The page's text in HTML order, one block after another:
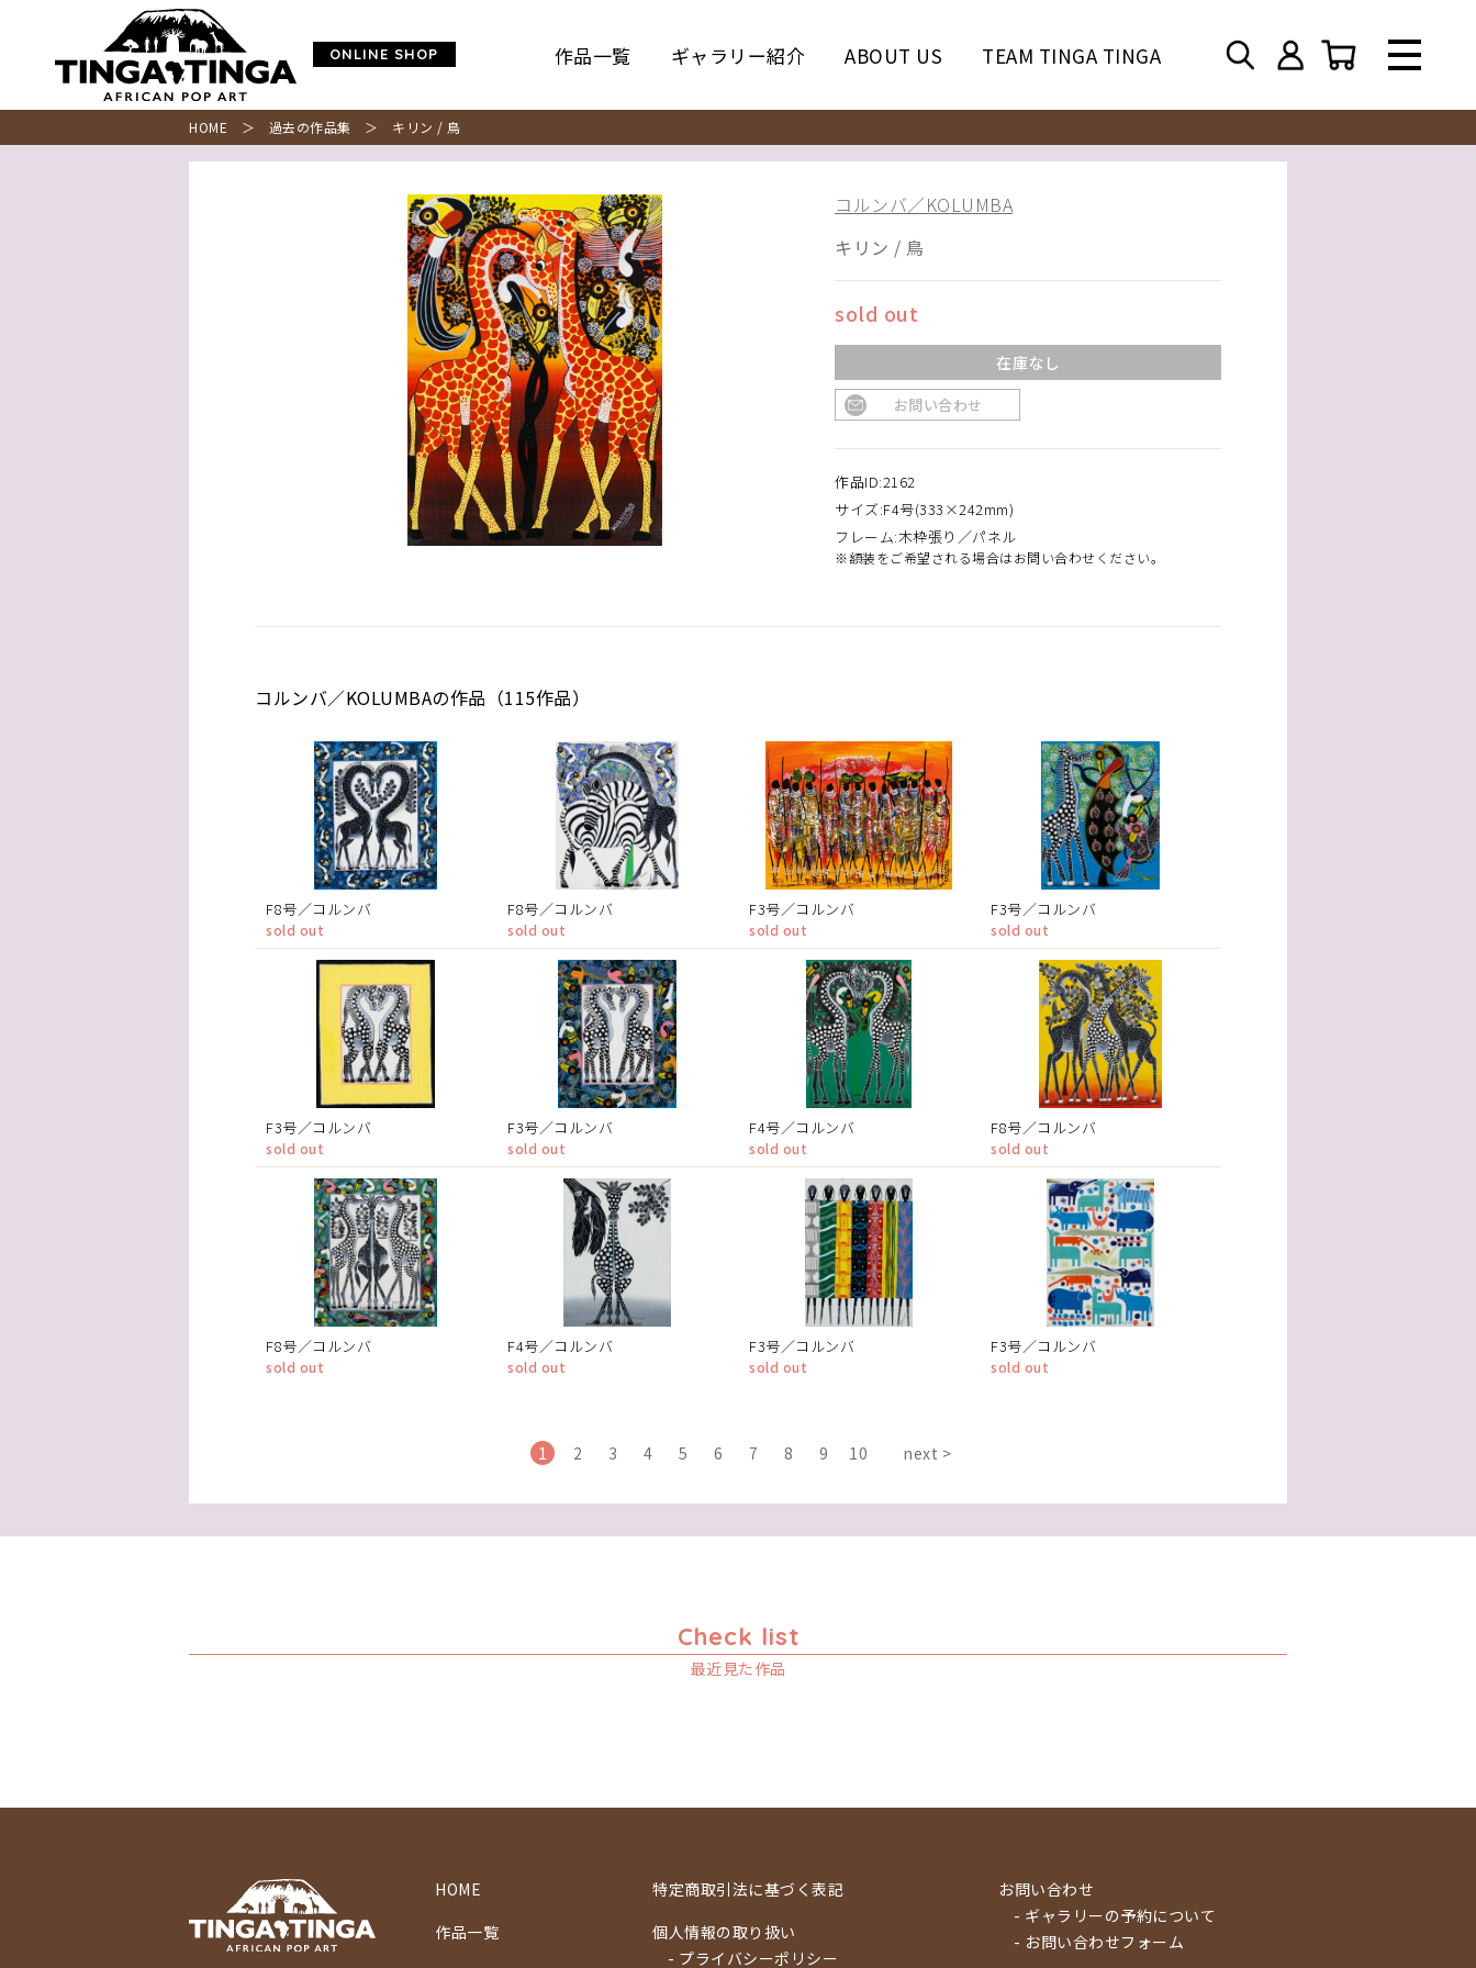
ONLINE SHOP 作品一覧 ギャラリー紹介 ABOUT US TEAM TINGA TINGA
HOME ＞ 過去の作品集 ＞ キリン / 鳥
コルンバ／KOLUMBA
キリン / 鳥
sold out
在庫なし
お問い合わせ
作品ID:2162
サイズ:F4号(333×242mm)
フレーム:木枠張り／パネル
※額装をご希望される場合はお問い合わせください。
コルンバ／KOLUMBAの作品（115作品）
F8号／コルンバ
sold out
F8号／コルンバ
sold out
F3号／コルンバ
sold out
F3号／コルンバ
sold out
F3号／コルンバ
sold out
F3号／コルンバ
sold out
F4号／コルンバ
sold out
F8号／コルンバ
sold out
F8号／コルンバ
sold out
F4号／コルンバ
sold out
F3号／コルンバ
sold out
F3号／コルンバ
sold out
1 2 3 4 5 6 7 8 9 10 next >
Check list
最近見た作品
HOME
作品一覧
特定商取引法に基づく表記
個人情報の取り扱い
- プライバシーポリシー
お問い合わせ
- ギャラリーの予約について
- お問い合わせフォーム